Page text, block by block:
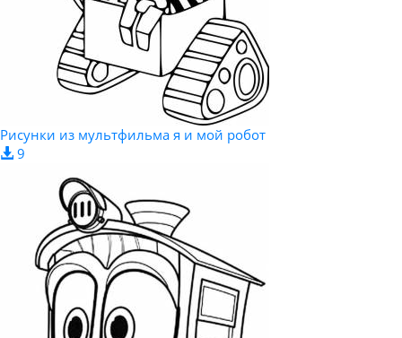
Рисунки из мультфильма я и мой робот
9